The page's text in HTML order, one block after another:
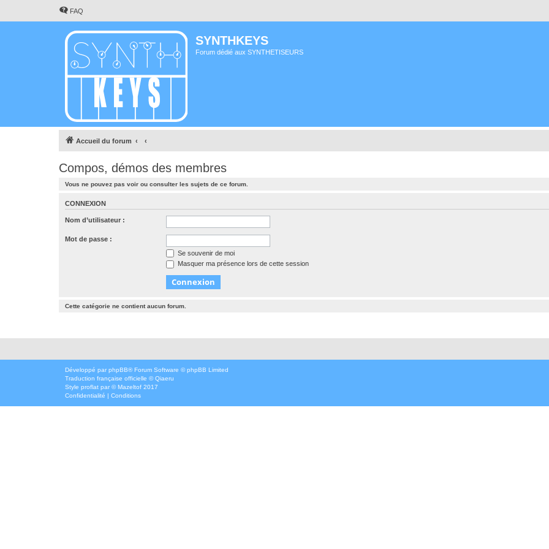
FAQ
SYNTHKEYS
Forum dédié aux SYNTHETISEURS
Accueil du forum
Compos, démos des membres
Vous ne pouvez pas voir ou consulter les sujets de ce forum.
CONNEXION
Nom d’utilisateur :
Mot de passe :
Se souvenir de moi
Masquer ma présence lors de cette session
Cette catégorie ne contient aucun forum.
Développé par phpBB® Forum Software © phpBB Limited
Traduction française officielle ©Qiaeru
Style proflat par ©Mazeltof 2017
Confidentialité | Conditions